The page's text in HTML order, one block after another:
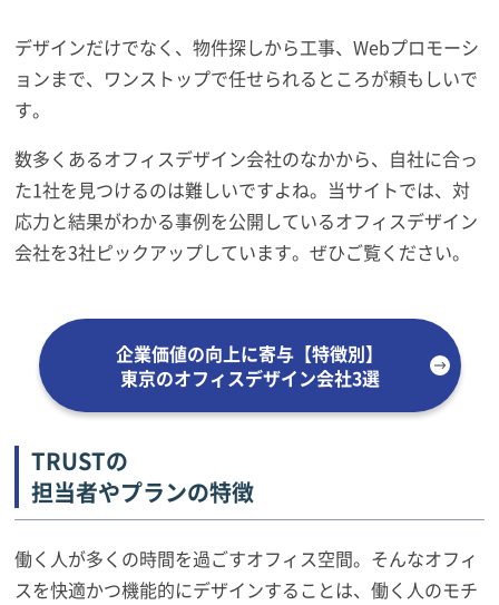
デザインだけでなく、物件探しから工事、Webプロモーシ
ョンまで、ワンストップで任せられるところが頼もしいで
す。
数多くあるオフィスデザイン会社のなかから、自社に合っ
た1社を見つけるのは難しいですよね。当サイトでは、対
応力と結果がわかる事例を公開しているオフィスデザイン
会社を3社ピックアップしています。ぜひご覧ください。
企業価値の向上に寄与【特徴別】
東京のオフィスデザイン会社3選
TRUSTの
担当者やプランの特徴
働く人が多くの時間を過ごすオフィス空間。そんなオフィ
スを快適かつ機能的にデザインすることは、働く人のモチ